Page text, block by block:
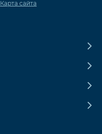
Карта сайта